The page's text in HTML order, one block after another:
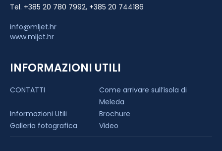
Tel. +385 20 780 7992, +385 20 744186
info@mljet.hr
www.mljet.hr
INFORMAZIONI UTILI
CONTATTI
Come arrivare sull’isola di
Meleda
Informazioni Utili
Brochure
Galleria fotografica
Video